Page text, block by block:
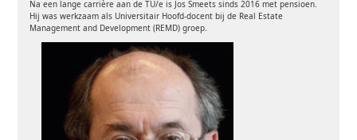
Na een lange carrière aan de TU/e is Jos Smeets sinds 2016 met pensioen.
Hij was werkzaam als Universitair Hoofd-docent bij de Real Estate
Management and Development (REMD) groep.